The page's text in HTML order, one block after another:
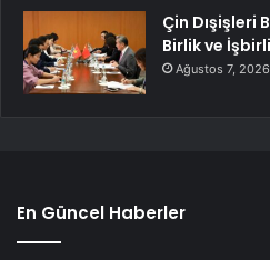
Çin Dışişleri
Birlik ve
Ağustos 7, 2026
En Güncel Haberler